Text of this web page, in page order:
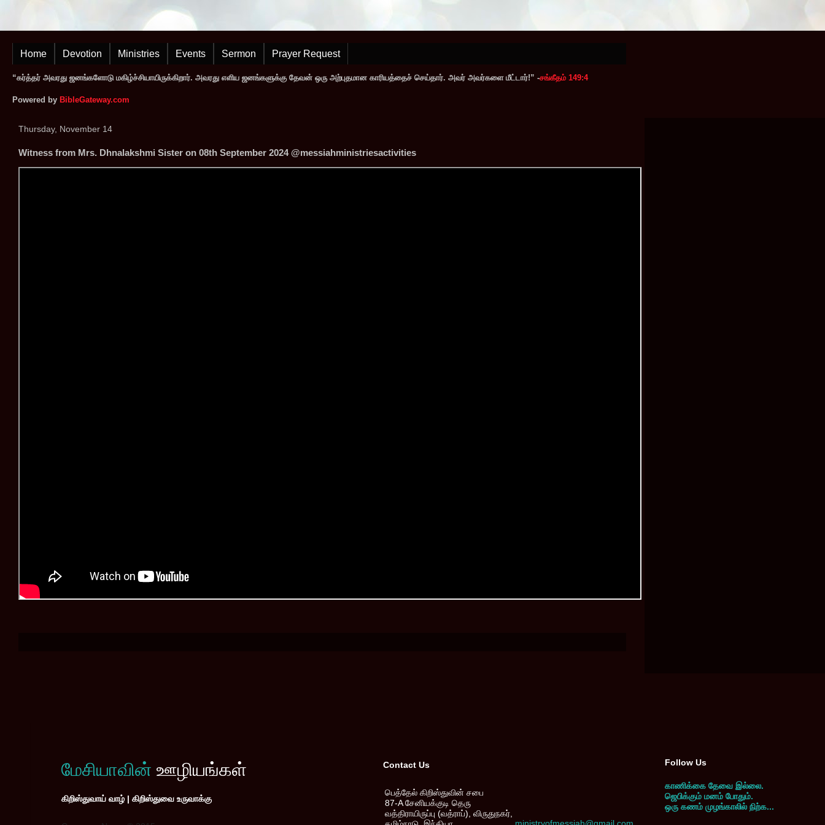
Home Devotion Ministries Events Sermon Prayer Request
“கர்த்தர் அவரது ஜனங்களோடு மகிழ்ச்சியாயிருக்கிறார். அவரது எளிய ஜனங்களுக்கு தேவன் ஒரு அற்புதமான காரியத்தைச் செய்தார். அவர் அவர்களை மீட்டார்!” -சங்கீதம் 149:4
Powered by BibleGateway.com
Thursday, November 14
Witness from Mrs. Dhnalakshmi Sister on 08th September 2024 ‪@messiahministriesactivities‬
மேசியாவின் ஊழியங்கள்
கிறிஸ்துவாய் வாழ் | கிறிஸ்துவை உருவாக்கு
Contact Us
பெத்தேல் கிறிஸ்துவின் சபை
87-A சேனியக்குடி தெரு
வத்திராயிருப்பு (வத்ராப்), விருதுநகர்,
Follow Us
காணிக்கை தேவை இல்லை.
ஜெபிக்கும் மனம் போதும்.
ஒரு கணம் முழங்காலில் நிற்க...